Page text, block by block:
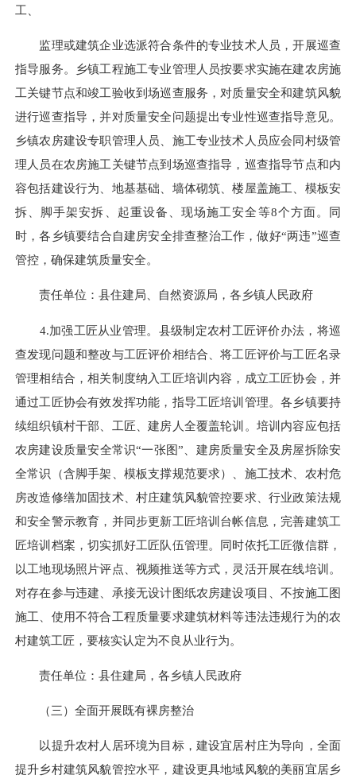
工、
监理或建筑企业选派符合条件的专业技术人员，开展巡查
指导服务。乡镇工程施工专业管理人员按要求实施在建农房施
工关键节点和竣工验收到场巡查服务，对质量安全和建筑风貌
进行巡查指导，并对质量安全问题提出专业性巡查指导意见。
乡镇农房建设专职管理人员、施工专业技术人员应会同村级管
理人员在农房施工关键节点到场巡查指导，巡查指导节点和内
容包括建设行为、地基基础、墙体砌筑、楼屋盖施工、模板安
拆、脚手架安拆、起重设备、现场施工安全等8个方面。同
时，各乡镇要结合自建房安全排查整治工作，做好“两违”巡查
管控，确保建筑质量安全。
责任单位：县住建局、自然资源局，各乡镇人民政府
4.加强工匠从业管理。县级制定农村工匠评价办法，将巡
查发现问题和整改与工匠评价相结合、将工匠评价与工匠名录
管理相结合，相关制度纳入工匠培训内容，成立工匠协会，并
通过工匠协会有效发挥功能，指导工匠培训管理。各乡镇要持
续组织镇村干部、工匠、建房人全覆盖轮训。培训内容应包括
农房建设质量安全常识“一张图”、建房质量安全及房屋拆除安
全常识（含脚手架、模板支撑规范要求）、施工技术、农村危
房改造修缮加固技术、村庄建筑风貌管控要求、行业政策法规
和安全警示教育，并同步更新工匠培训 台帐信息，完善建筑工
匠培训档案，切实抓好工匠队伍管理。同时依托工匠微信群，
以工地现场照片评点、视频推送等方式，灵活开展在线培训。
对存在参与违建、承接无设计图纸农房建设项目、不按施工图
施工、使用不符合工程质量要求建筑材料等违法违规行为的农
村建筑工匠，要核实认定为不良从业行为。
责任单位：县住建局，各乡镇人民政府
（三）全面开展既有裸房整治
以提升农村人居环境为目标，建设宜居村庄为导向，全面
提升乡村建筑风貌管控水平，建设更具地域风貌的美丽宜居乡